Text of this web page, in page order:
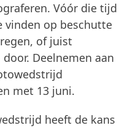
Vóór die tijd
op beschutte
of juist
Deelnemen aan
met 13 juni.
heeft de kans